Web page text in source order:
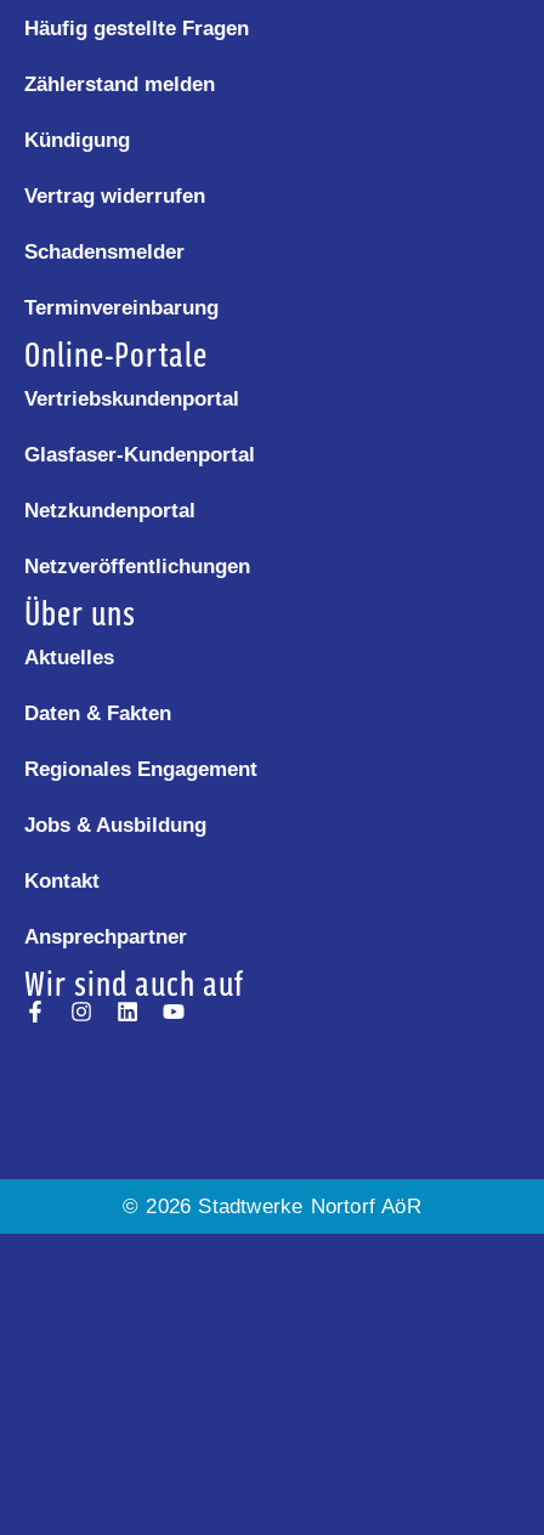
Häufig gestellte Fragen
Zählerstand melden
Kündigung
Vertrag widerrufen
Schadensmelder
Terminvereinbarung
Online-Portale
Vertriebskundenportal
Glasfaser-Kundenportal
Netzkundenportal
Netzveröffentlichungen
Über uns
Aktuelles
Daten & Fakten
Regionales Engagement
Jobs & Ausbildung
Kontakt
Ansprechpartner
Wir sind auch auf
© 2026 Stadtwerke Nortorf AöR